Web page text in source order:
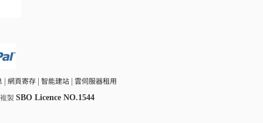
| 網頁寄存 | 智能建站 | 雲伺服器租用
製 SBO Licence NO.1544